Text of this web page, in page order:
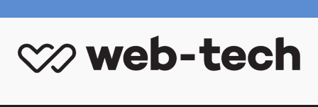
content